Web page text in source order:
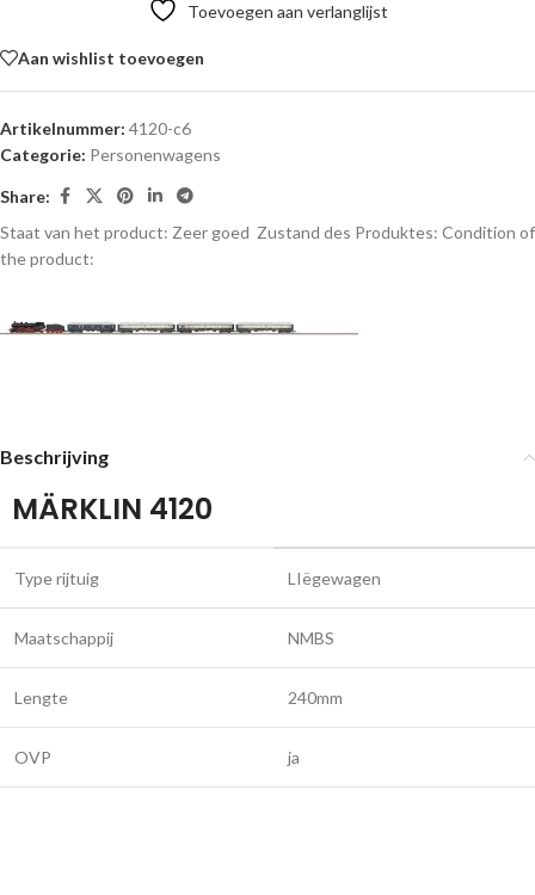
Toevoegen aan verlanglijst
Aan wishlist toevoegen
Artikelnummer: 4120-c6
Categorie: Personenwagens
Share:
Staat van het product: Zeer goed Zustand des Produktes: Condition of
the product:
Beschrijving
MÄRKLIN 4120
Type rijtuig LIëgewagen
Maatschappij NMBS
Lengte 240mm
OVP ja